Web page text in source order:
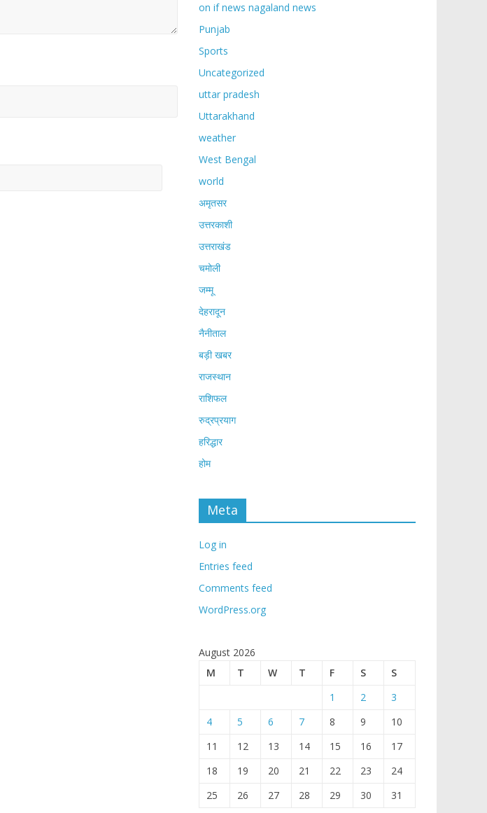
on if news nagaland news
Punjab
Sports
Uncategorized
uttar pradesh
Uttarakhand
weather
West Bengal
world
अमृतसर
उत्तरकाशी
उत्तराखंड
चमोली
जम्मू
देहरादून
नैनीताल
बड़ी खबर
राजस्थान
राशिफल
रुद्रप्रयाग
हरिद्धार
होम
Meta
Log in
Entries feed
Comments feed
WordPress.org
August 2026
M
T W T F S
S
1
2
3
4
5 6 7 8 9
10
11
12 13 14 15 16
17
18
19 20 21 22 23
24
25
26 27 28 29 30 31